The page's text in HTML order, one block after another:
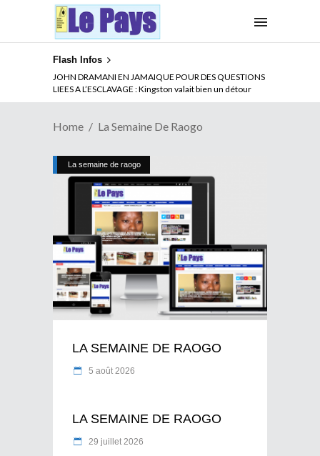
Flash Infos
JOHN DRAMANI EN JAMAIQUE POUR DES QUESTIONS
LIEES A L’ESCLAVAGE : Kingston valait bien un détour
Home La Semaine De Raogo
La semaine de raogo
LA SEMAINE DE RAOGO
5 août 2026
LA SEMAINE DE RAOGO
29 juillet 2026